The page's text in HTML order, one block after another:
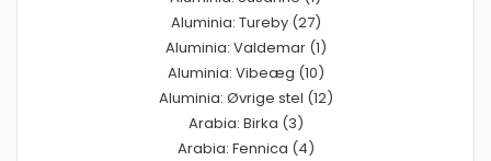
Aluminia: Tureby (27)
Aluminia: Valdemar (1)
Aluminia: Vibeæg (10)
Aluminia: Øvrige stel (12)
Arabia: Birka (3)
Arabia: Fennica (4)